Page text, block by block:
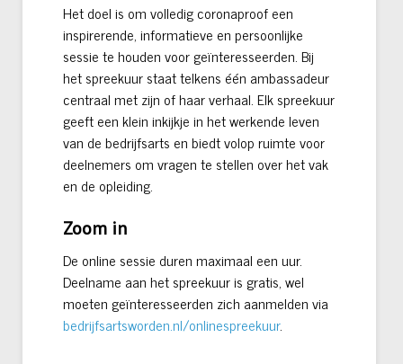
Het doel is om volledig coronaproof een
inspirerende, informatieve en persoonlijke
sessie te houden voor geïnteresseerden. Bij
het spreekuur staat telkens één ambassadeur
centraal met zijn of haar verhaal. Elk spreekuur
geeft een klein inkijkje in het werkende leven
van de bedrijfsarts en biedt volop ruimte voor
deelnemers om vragen te stellen over het vak
en de opleiding.
Zoom in
De online sessie duren maximaal een uur.
Deelname aan het spreekuur is gratis, wel
moeten geïnteresseerden zich aanmelden via
bedrijfsartsworden.nl/onlinespreekuur.